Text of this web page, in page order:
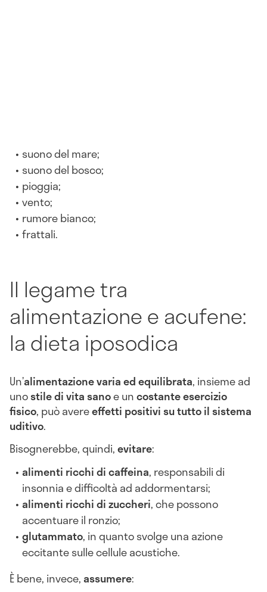
suono del mare;
suono del bosco;
pioggia;
vento;
rumore bianco;
frattali.
Il legame tra
alimentazione e acufene:
la dieta iposodica
Un’alimentazione varia ed equilibrata, insieme ad
unostile di vita sanoe uncostante esercizio
fisico, può avereeffetti positivi su tutto il sistema
uditivo.
Bisognerebbe, quindi,evitare:
alimenti ricchi di caffeina, responsabili di
insonnia e difficoltà ad addormentarsi;
alimenti ricchi di zuccheri, che possono
accentuare il ronzio;
glutammato, in quanto svolge una azione
eccitante sulle cellule acustiche.
È bene, invece,assumere: